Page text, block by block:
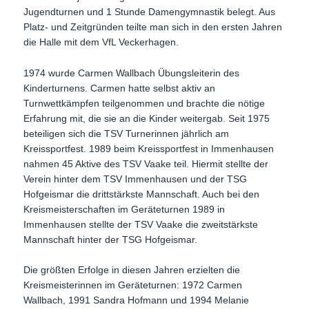
Jugendturnen und 1 Stunde Damengymnastik belegt. Aus
Platz- und Zeitgründen teilte man sich in den ersten Jahren
die Halle mit dem VfL Veckerhagen.
1974 wurde Carmen Wallbach Übungsleiterin des
Kinderturnens. Carmen hatte selbst aktiv an
Turnwettkämpfen teilgenommen und brachte die nötige
Erfahrung mit, die sie an die Kinder weitergab. Seit 1975
beteiligen sich die TSV Turnerinnen jährlich am
Kreissportfest. 1989 beim Kreissportfest in Immenhausen
nahmen 45 Aktive des TSV Vaake teil. Hiermit stellte der
Verein hinter dem TSV Immenhausen und der TSG
Hofgeismar die drittstärkste Mannschaft. Auch bei den
Kreismeisterschaften im Geräteturnen 1989 in
Immenhausen stellte der TSV Vaake die zweitstärkste
Mannschaft hinter der TSG Hofgeismar.
Die größten Erfolge in diesen Jahren erzielten die
Kreismeisterinnen im Geräteturnen: 1972 Carmen
Wallbach, 1991 Sandra Hofmann und 1994 Melanie